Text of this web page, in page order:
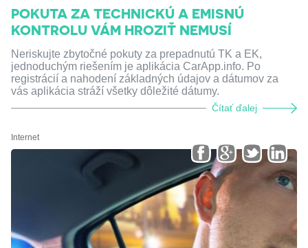
POKUTA ZA TECHNICKÚ A EMISNÚ
KONTROLU VÁM HROZIŤ NEMUSÍ
Neriskujte zbytočné pokuty za prepadnutú TK a EK,
jednoduchým riešením je aplikácia CarApp.info. Po
registrácií a nahodení základných údajov a dátumov za
vás aplikácia stráží všetky dôležité dátumy.
Čítať ďalej
Internet